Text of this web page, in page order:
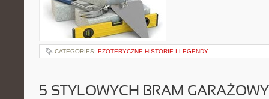
CATEGORIES: EZOTERYCZNE HISTORIE I LEGENDY
5 STYLOWYCH BRAM